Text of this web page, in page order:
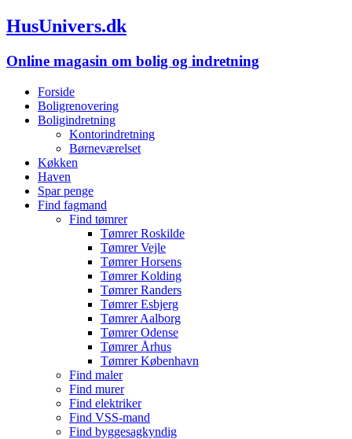
HusUnivers.dk
Online magasin om bolig og indretning
Forside
Boligrenovering
Boligindretning
Kontorindretning
Børneværelset
Køkken
Haven
Spar penge
Find fagmand
Find tømrer
Tømrer Roskilde
Tømrer Vejle
Tømrer Horsens
Tømrer Kolding
Tømrer Randers
Tømrer Esbjerg
Tømrer Aalborg
Tømrer Odense
Tømrer Århus
Tømrer København
Find maler
Find murer
Find elektriker
Find VSS-mand
Find byggesagkyndig